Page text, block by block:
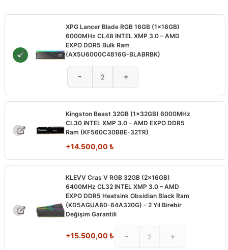
XPG Lancer Blade RGB 16GB (1x16GB)
6000MHz CL48 INTEL XMP 3.0 – AMD
EXPO DDR5 Bulk Ram
(AX5U6000C4816G-BLABRBK)
- +
Kingston Beast 32GB (1x32GB) 6000MHz
CL30 INTEL XMP 3.0 – AMD EXPO DDR5
Ram (KF560C30BBE-32TR)
+14.500,00 ₺
KLEVV Cras V RGB 32GB (2x16GB)
6400MHz CL32 INTEL XMP 3.0 – AMD
EXPO DDR5 Heatsink Obsidian Black Ram
(KD5AGUA80-64A320G) – 2 Yıl Birebir
Değişim Garantili
+15.500,00 ₺ - +